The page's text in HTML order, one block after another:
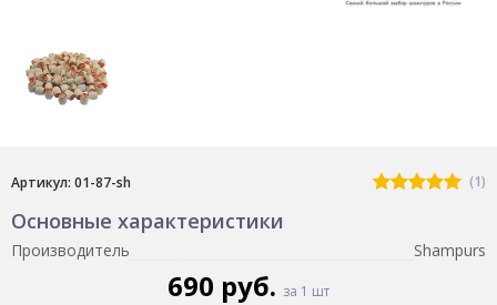
Артикул: 01-87-sh (1)
Основные характеристики
Производитель Shampurs
690 руб. за 1 шт